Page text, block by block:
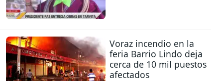
Voraz incendio en la
feria Barrio Lindo deja
cerca de 10 mil puestos
afectados